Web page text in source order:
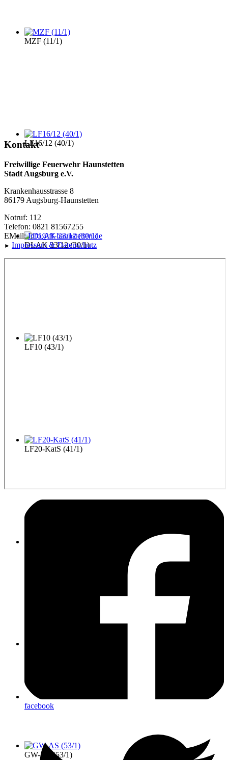
MZF (11/1)
LF16/12 (40/1)
DLAK 23/12 (30/1)
LF10 (43/1)
LF20-KatS (41/1)
GW-AS (53/1)
Kontakt
Freiwillige Feuerwehr Haunstetten
Stadt Augsburg e.V.
Krankenhausstrasse 8
86179 Augsburg-Haunstetten
Notruf: 112
Telefon: 0821 81567255
EMail:Info@ff-haunstetten.de
► Impressum & Datenschutz
facebook